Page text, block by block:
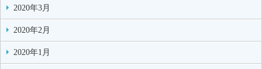
2020年3月
2020年2月
2020年1月